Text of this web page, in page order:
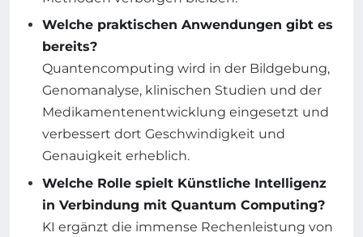
Welche praktischen Anwendungen gibt es
bereits?
Quantencomputing wird in der Bildgebung,
Genomanalyse, klinischen Studien und der
Medikamentenentwicklung eingesetzt und
verbessert dort Geschwindigkeit und
Genauigkeit erheblich.
Welche Rolle spielt Künstliche Intelligenz
in Verbindung mit Quantum Computing?
KI ergänzt die immense Rechenleistung von